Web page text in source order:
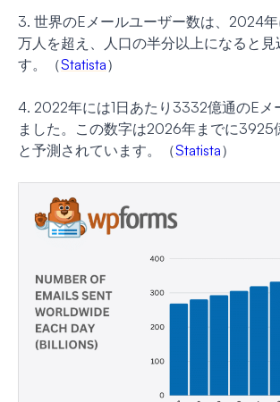
3. 世界のEメールユーザー数は、2024
万人を超え、人口の半分以上になると見
す。（Statista）
4. 2022年には1日あたり3332億通のEメ
ました。この数字は2026年までに3925
と予測されています。（Statista）